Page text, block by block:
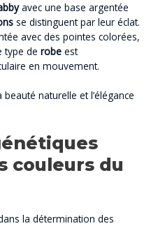
avec une base argentée
se distinguent par leur éclat.
avec des pointes colorées,
type derobe est
en mouvement.
naturelle et l’élégance
couleurs du
la détermination des